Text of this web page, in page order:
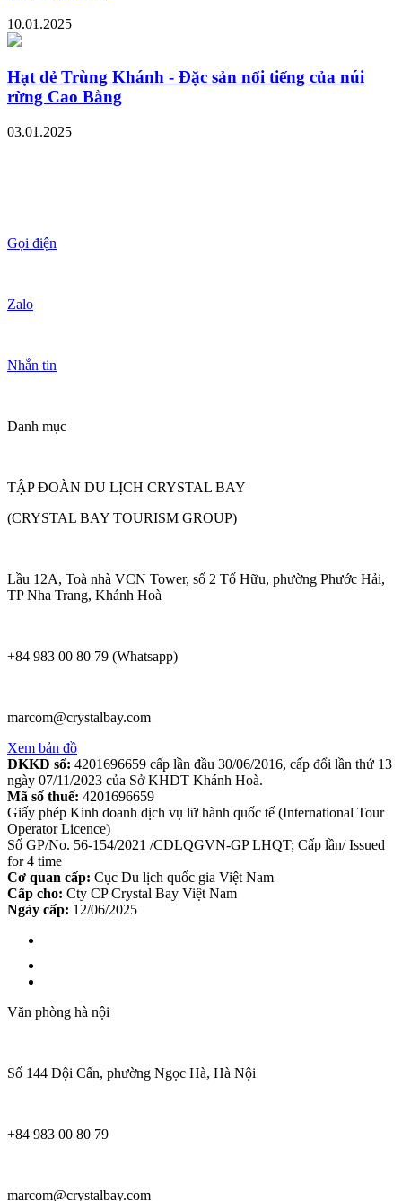
10.01.2025
Hạt dẻ Trùng Khánh - Đặc sản nổi tiếng của núi
rừng Cao Bằng
03.01.2025
Gọi điện
Zalo
Nhắn tin
Danh mục
TẬP ĐOÀN DU LỊCH CRYSTAL BAY
(CRYSTAL BAY TOURISM GROUP)
Lầu 12A, Toà nhà VCN Tower, số 2 Tố Hữu, phường Phước Hải,
TP Nha Trang, Khánh Hoà
+84 983 00 80 79 (Whatsapp)
marcom@crystalbay.com
Xem bản đồ
ĐKKD số: 4201696659 cấp lần đầu 30/06/2016, cấp đổi lần thứ 13
ngày 07/11/2023 của Sở KHDT Khánh Hoà.
Mã số thuế: 4201696659
Giấy phép Kinh doanh dịch vụ lữ hành quốc tế (International Tour
Operator Licence)
Số GP/No. 56-154/2021 /CDLQGVN-GP LHQT; Cấp lần/ Issued
for 4 time
Cơ quan cấp: Cục Du lịch quốc gia Việt Nam
Cấp cho: Cty CP Crystal Bay Việt Nam
Ngày cấp: 12/06/2025
Văn phòng hà nội
Số 144 Đội Cấn, phường Ngọc Hà, Hà Nội
+84 983 00 80 79
marcom@crystalbay.com